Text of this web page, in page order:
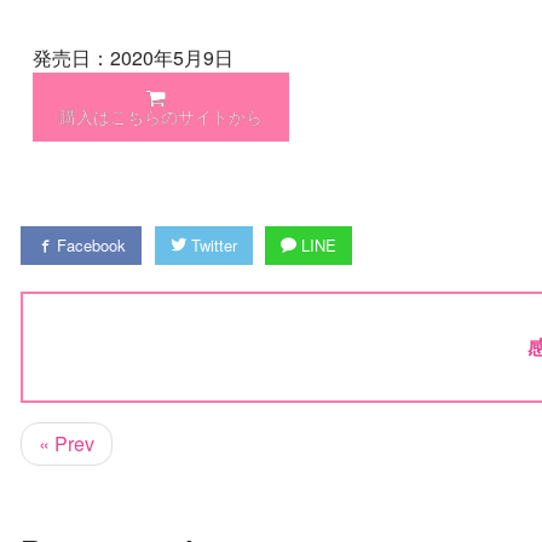
発売日：2020年5月9日
購入はこちらのサイトから
Facebook Twitter LINE
« Prev